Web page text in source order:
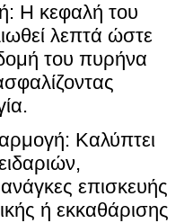
Η κεφαλή του
λεπτά ώστε
του πυρήνα
Καλύπτει
επισκευής
ή εκκαθάρισης